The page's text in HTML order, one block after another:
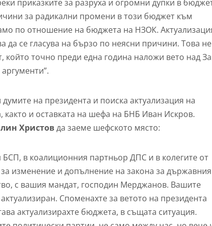
приказките за разруха и огромни дупки в
за радикални промени в този бюджет към
по отношение на бюджета на НЗОК.
да се гласува на бързо по неясни причини. Това
точно преди една година наложи вето над
на президента и поиска актуализация на
както и оставката на шефа на БНБ Иван Искров.
Христовда заеме шефското място:
в коалиционния партньор ДПС и в колегите от
изменение и допълнение на закона за държавния
с вашия мандат, господин Мерджанов. Вашите
Споменахте за ветото на президента
актуализирахте бюджета, в същата ситуация.